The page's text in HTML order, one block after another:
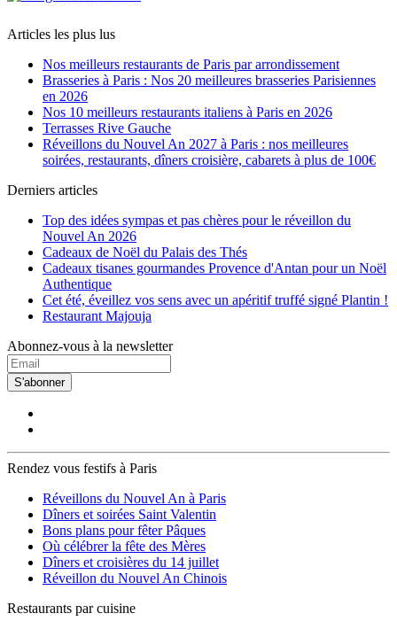
Articles les plus lus
Nos meilleurs restaurants de Paris par arrondissement
Brasseries à Paris : Nos 20 meilleures brasseries Parisiennes
en 2026
Nos 10 meilleurs restaurants italiens à Paris en 2026
Terrasses Rive Gauche
Réveillons du Nouvel An 2027 à Paris : nos meilleures
soirées, restaurants, dîners croisière, cabarets à plus de 100€
Derniers articles
Top des idées sympas et pas chères pour le réveillon du
Nouvel An 2026
Cadeaux de Noël du Palais des Thés
Cadeaux tisanes gourmandes Provence d'Antan pour un Noël
Authentique
Cet été, éveillez vos sens avec un apéritif truffé signé Plantin !
Restaurant Majouja
Abonnez-vous à la newsletter
S'abonner
Rendez vous festifs à Paris
Réveillons du Nouvel An à Paris
Dîners et soirées Saint Valentin
Bons plans pour fêter Pâques
Où célébrer la fête des Mères
Dîners et croisières du 14 juillet
Réveillon du Nouvel An Chinois
Restaurants par cuisine